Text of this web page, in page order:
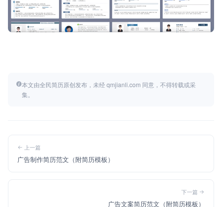
本文由全民简历原创发布，未经 qmjianli.com 同意，不得转载或采
集。
上一篇
广告制作简历范文（附简历模板）
下一篇
广告文案简历范文（附简历模板）